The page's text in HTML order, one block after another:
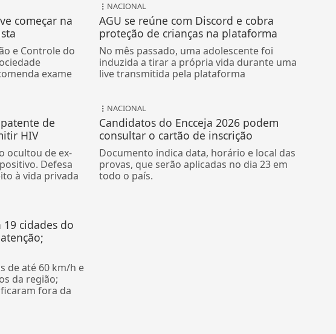
começar na
e Controle do
exame
NACIONAL
AGU se reúne com Discord e cobra
proteção de crianças na plataforma
No mês passado, uma adolescente foi
induzida a tirar a própria vida durante uma
live transmitida pela plataforma
de
HIV
ocultou de ex-
Defesa
à vida privada
NACIONAL
Candidatos do Encceja 2026 podem
consultar o cartão de inscrição
Documento indica data, horário e local das
provas, que serão aplicadas no dia 23 em
todo o país.
cidades do
de até 60 km/h e
da região;
fora da